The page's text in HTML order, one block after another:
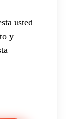
usted
y